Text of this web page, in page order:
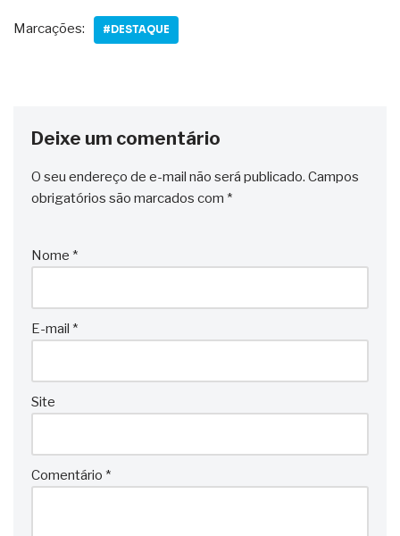
Marcações: #DESTAQUE
Deixe um comentário
O seu endereço de e-mail não será publicado. Campos
obrigatórios são marcados com *
Nome *
E-mail *
Site
Comentário *